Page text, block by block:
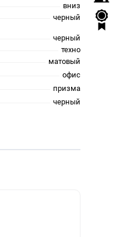
вниз
черный
черный
техно
матовый
офис
призма
черный